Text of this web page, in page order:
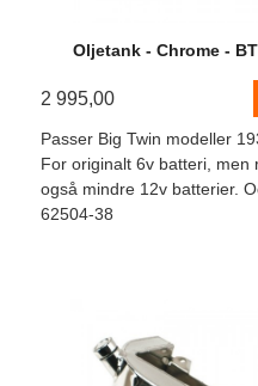
Oljetank - Chrome -
2 995,00
Passer Big Twin modeller
For originalt 6v batteri, men
også mindre 12v batterier.
62504-38